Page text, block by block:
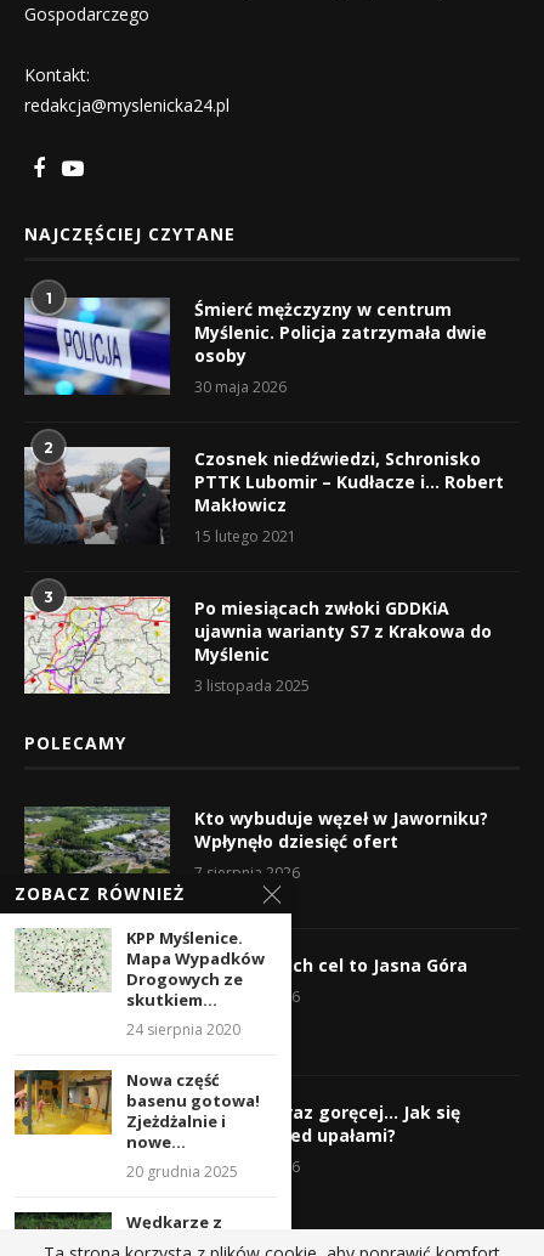
Gospodarczego
Kontakt:
redakcja@myslenicka24.pl
NAJCZĘŚCIEJ CZYTANE
1
Śmierć mężczyzny w centrum
Myślenic. Policja zatrzymała dwie
osoby
30 maja 2026
2
Czosnek niedźwiedzi, Schronisko
PTTK Lubomir – Kudłacze i… Robert
Makłowicz
15 lutego 2021
3
Po miesiącach zwłoki GDDKiA
ujawnia warianty S7 z Krakowa do
Myślenic
3 listopada 2025
POLECAMY
Kto wybuduje węzeł w Jaworniku?
Wpłynęło dziesięć ofert
7 sierpnia 2026
Wyruszyli! Ich cel to Jasna Góra
5 sierpnia 2026
Gorąco, coraz goręcej… Jak się
chronić przed upałami?
4 sierpnia 2026
ZOBACZ RÓWNIEŻ
KPP Myślenice.
Mapa Wypadków
Drogowych ze
skutkiem...
24 sierpnia 2020
Nowa część
basenu gotowa!
Zjeżdżalnie i
nowe...
20 grudnia 2025
Wędkarze z
Myślenic na